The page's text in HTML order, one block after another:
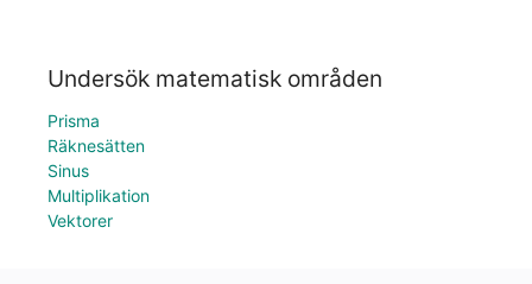
Undersök matematisk områden
Prisma
Räknesätten
Sinus
Multiplikation
Vektorer